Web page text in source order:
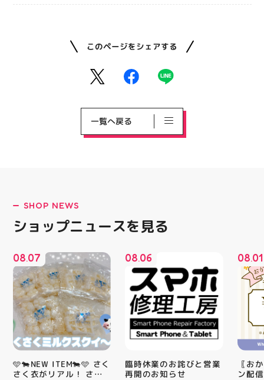
このページをシェアする
一覧へ戻る
SHOP NEWS
ショップニュースを見る
08.07
🩵🐄NEW ITEM🐄🩵 さく
さく衣がリアル！ さく
08.06
臨時休業のお詫びと営業
再開のお知らせ
08.01
〖お
ン配